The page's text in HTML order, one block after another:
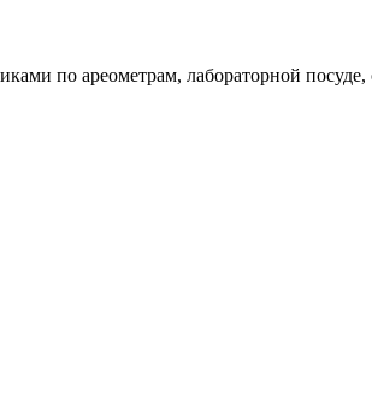
по ареометрам, лабораторной